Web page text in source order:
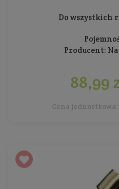
Do wszystkich
Producent:
88,99
Cena jednostkowa: